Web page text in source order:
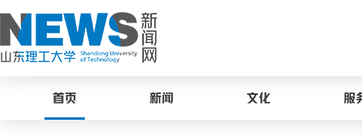
首页 新闻 文化 服